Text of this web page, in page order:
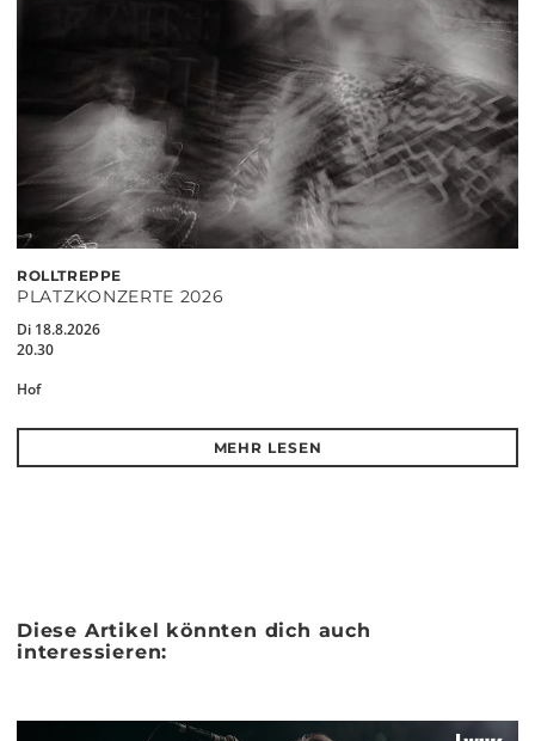
ROLLTREPPE
PLATZKONZERTE 2026
Di 18.8.2026
20.30
Hof
MEHR LESEN
Diese Artikel könnten dich auch
interessieren: